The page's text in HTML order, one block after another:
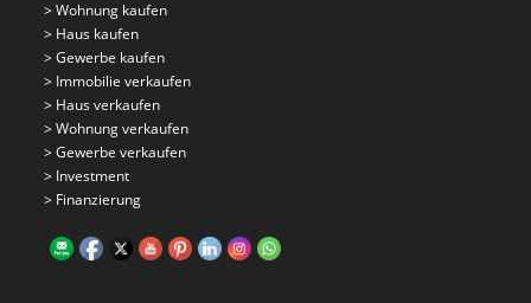
>Wohnung kaufen
> Haus kaufen
>Gewerbe kaufen
> Immobilie verkaufen
> Haus verkaufen
>Wohnung verkaufen
>Gewerbe verkaufen
> Investment
> Finanzierung